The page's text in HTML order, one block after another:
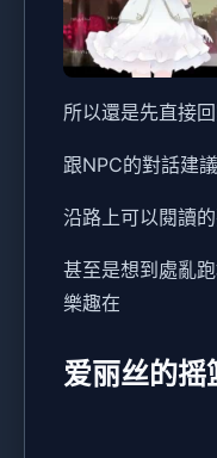
所以還是先直接
跟NPC的對話建
沿路上可以閱讀
甚至是想到處亂
樂趣在
爱丽丝的摇